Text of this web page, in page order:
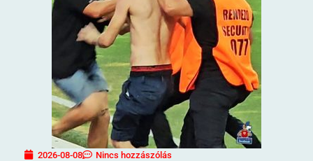
2026-08-08 Nincs hozzászólás